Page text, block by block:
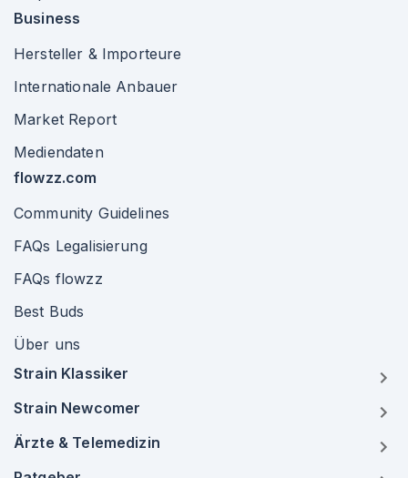
Business
Hersteller & Importeure
Internationale Anbauer
Market Report
Mediendaten
flowzz.com
Community Guidelines
FAQs Legalisierung
FAQs flowzz
Best Buds
Über uns
Strain Klassiker
Strain Newcomer
Ärzte & Telemedizin